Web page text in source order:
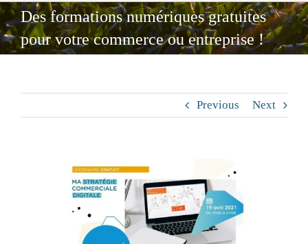
Des formations numériques gratuites
pour votre commerce ou entreprise !
Previous Next